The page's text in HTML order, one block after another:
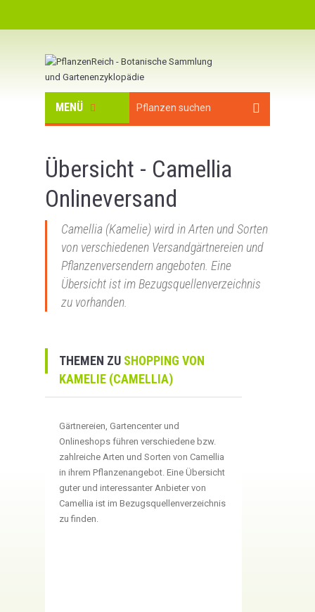
MENÜ
Übersicht - Camellia
Onlineversand
Camellia (Kamelie) wird in Arten und Sorten
von verschiedenen Versandgärtnereien und
Pflanzenversendern angeboten. Eine
Übersicht ist im Bezugsquellenverzeichnis
zu vorhanden.
THEMEN ZU SHOPPING VON
KAMELIE (CAMELLIA)
Gärtnereien, Gartencenter und
Onlineshops führen verschiedene bzw.
zahlreiche Arten und Sorten von Camellia
in ihrem Pflanzenangebot. Eine Übersicht
guter und interessanter Anbieter von
Camellia ist im Bezugsquellenverzeichnis
zu finden.